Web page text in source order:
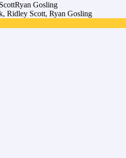
Gosling
Ridley Scott, Ryan Gosling